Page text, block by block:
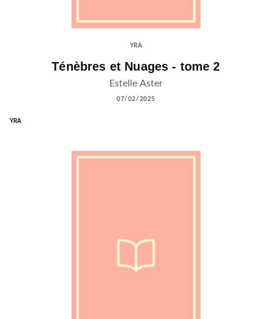
YRA
Ténèbres et Nuages - tome 2
Estelle Aster
07/02/2025
YRA